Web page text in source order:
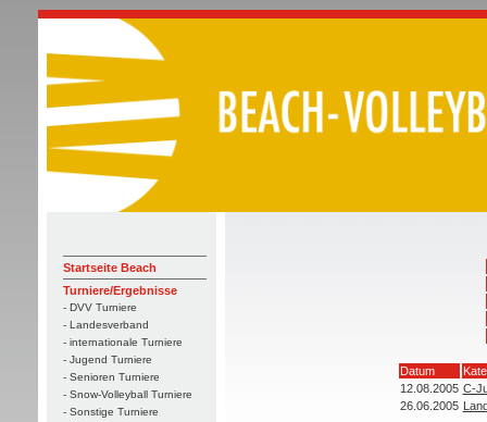
Startseite Beach
Turniere/Ergebnisse
- DVV Turniere
- Landesverband
- internationale Turniere
- Jugend Turniere
- Senioren Turniere
- Snow-Volleyball Turniere
- Sonstige Turniere
Datum
12.08.2005 C-
26.06.2005